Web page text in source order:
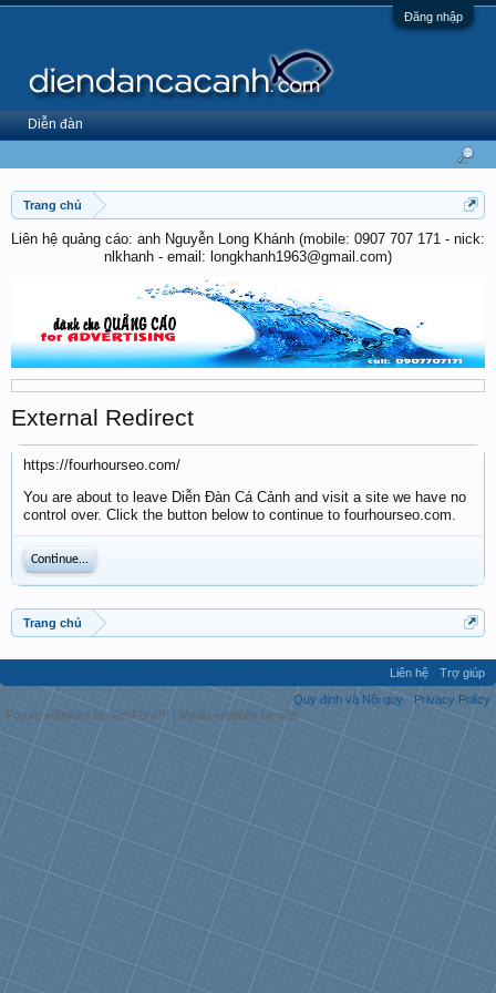
Đăng nhập
Trang chủ
Liên hệ quảng cáo: anh Nguyễn Long Khánh (mobile: 0907 707 171 - nick:
nlkhanh - email: longkhanh1963@gmail.com)
External Redirect
https://fourhourseo.com/
You are about to leave Diễn Đàn Cá Cảnh and visit a site we have no
control over. Click the button below to continue to fourhourseo.com.
Continue...
Trang chủ
Diễn đàn
Liên hệ
Trợ giúp
Quy định và Nội quy
Privacy Policy
Forum software by XenForo™ | Media embeds by s9e